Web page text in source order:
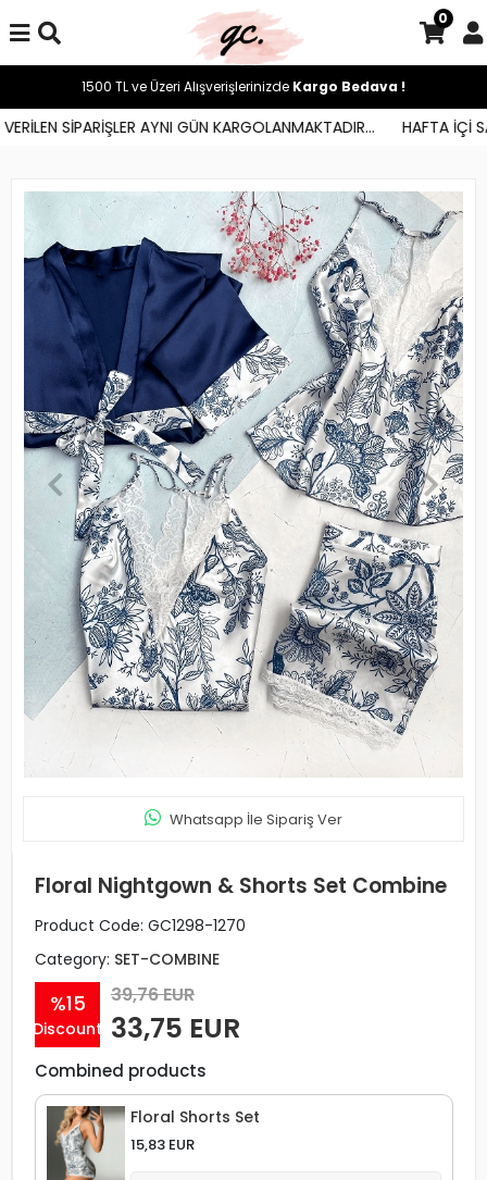
SİPARİŞLER AYNI GÜN KARGOLANMAKTADIR... HAFTA İÇİ
0
1500 TL ve Üzeri Alışverişlerinizde Kargo Bedava !
Whatsapp İle Sipariş Ver
Floral Nightgown & Shorts Set Combine
Product Code: GC1298-1270
Category: SET-COMBINE
%15
Discount
39,76 EUR
33,75 EUR
Combined products
Floral Shorts Set
15,83 EUR